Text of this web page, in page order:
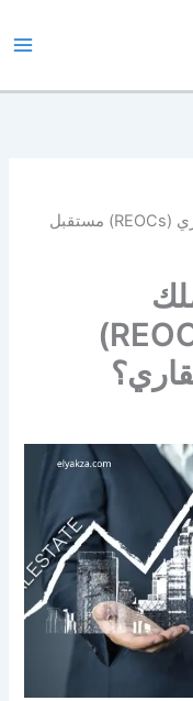
كيف تغير شركات التملك والتشغيل العقاري (REOCs) مستقبل
والتشغيل العقاري (REOCs)